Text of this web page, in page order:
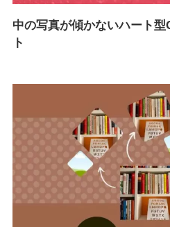
中の写真が傾かないハート
ト